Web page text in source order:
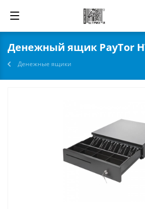
Денежный ящик PayTor
Денежные ящики